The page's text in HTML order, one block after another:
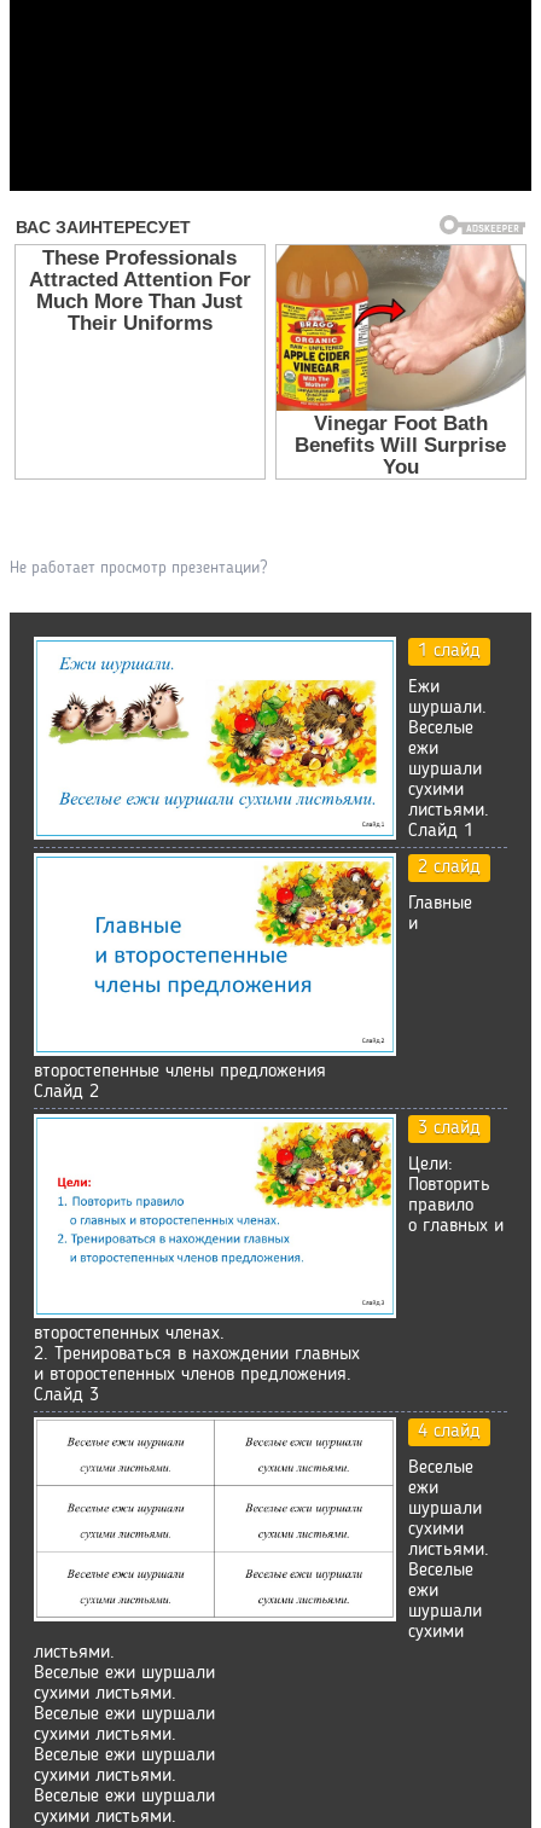
Не работает просмотр презентации?
1 слайд
Ежи
шуршали.
Веселые
ежи
шуршали
сухими
листьями.
Слайд 1
2 слайд
Главные
и
второстепенные члены предложения
Слайд 2
3 слайд
Цели:
Повторить
правило
о главных и
второстепенных членах.
2. Тренироваться в нахождении главных
и второстепенных членов предложения.
Слайд 3
4 слайд
Веселые
ежи
шуршали
сухими
листьями.
Веселые
ежи
шуршали
сухими
листьями.
Веселые ежи шуршали
сухими листьями.
Веселые ежи шуршали
сухими листьями.
Веселые ежи шуршали
сухими листьями.
Веселые ежи шуршали
сухими листьями.